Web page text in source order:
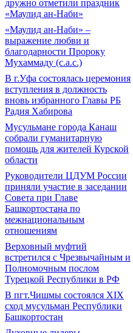
дружно отметили праздник
«Маулид ан-Наби»
«Маулид ан-Наби» –
выражение любви и
благодарности Пророку
Мухаммаду (с.а.с.)
В г.Уфа состоялась церемония
вступления в должность
вновь избранного Главы РБ
Радия Хабирова
Мусульмане города Канаш
собрали гуманитарную
помощь для жителей Курской
области
Руководители ЦДУМ России
приняли участие в заседании
Совета при Главе
Башкортостана по
межнациональным
отношениям
Верховный муфтий
встретился с Чрезвычайным и
Полномочным послом
Турецкой Республики в РФ
В пгт.Чишмы состоялся XIX
сход мусульман Республики
Башкортостан